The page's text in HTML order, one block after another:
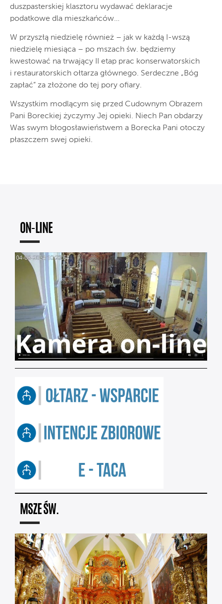
duszpasterskiej klasztoru wydawać deklaracje
podatkowe dla mieszkańców…
W przyszłą niedzielę również – jak w każdą I-wszą
niedzielę miesiąca – po mszach św. będziemy
kwestować na trwający II etap prac konserwatorskich
i restauratorskich ołtarza głównego. Serdeczne „Bóg
zapłać” za złożone do tej pory ofiary.
Wszystkim modlącym się przed Cudownym Obrazem
Pani Boreckiej życzymy Jej opieki. Niech Pan obdarzy
Was swym błogosławieństwem a Borecka Pani otoczy
płaszczem swej opieki.
ON-LINE
MSZE ŚW.